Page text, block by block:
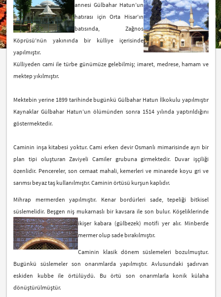
annesi Gülbahar Hatun’un
hatırası için Orta Hisar’ın
batısında, Zağnos
Köprüsü’nün yakınında bir külliye içerisinde
yapılmıştır.
Külliyeden cami ile türbe günümüze gelebilmiş; imaret, medrese, hamam ve
mektep yıkılmıştır.
Mektebin yerine 1899 tarihinde bugünkü Gülbahar Hatun İlkokulu yapılmıştır
Kaynaklar Gülbahar Hatun’un ölümünden sonra 1514 yılında yaptırıldığını
göstermektedir.
Caminin inşa kitabesi yoktur. Cami erken devir Osmanlı mimarisinde ayrı bir
plan tipi oluşturan Zaviyeli Camiler grubuna girmektedir. Duvar işçiliği
özenlidir. Pencereler, son cemaat mahali, kemerleri ve minarede koyu gri ve
sarımsı beyaz taş kullanılmıştır. Caminin örtüsü kurşun kaplıdır.
Mihrap mermerden yapılmıştır. Kenar bordürleri sade, tepeliği bitkisel
süslemelidir. Beşgen niş mukarnaslı bir kavsara ile son bulur. Köşeliklerinde
ikişer kabara (gülbezek) motifi yer alır. Minberde
mermer olup sade bırakılmıştır.
Caminin klasik dönem süslemeleri bozulmuştur.
Bugünkü süslemeler son onarımlarda yapılmıştır. Avlusundaki şadırvan
eskiden kubbe ile örtülüydü. Bu örtü son onarımlarla konik külaha
dönüştürülmüştür.